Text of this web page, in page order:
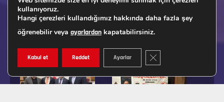
kullanıyoruz.
Hangi çerezleri kullandığımız hakkında daha fazla şey
öğrenebilir veya ayarlardan kapatabilirsiniz.
Kabul et Reddet Ayarlar GDPR ÇEREZ ŞERIDINI